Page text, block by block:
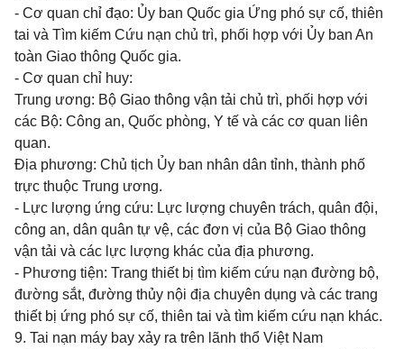
- Cơ quan chỉ đạo: Ủy ban Quốc gia Ứng phó sự cố, thiên
tai và Tìm kiếm Cứu nạn chủ trì, phối hợp với Ủy ban An
toàn Giao thông Quốc gia.
- Cơ quan chỉ huy:
Trung ương: Bộ Giao thông vận tải chủ trì, phối hợp với
các Bộ: Công an, Quốc phòng, Y tế và các cơ quan liên
quan.
Địa phương: Chủ tịch Ủy ban nhân dân tỉnh, thành phố
trực thuộc Trung ương.
- Lực lượng ứng cứu: Lực lượng chuyên trách, quân đội,
công an, dân quân tự vệ, các đơn vị của Bộ Giao thông
vận tải và các lực lượng khác của địa phương.
- Phương tiện: Trang thiết bị tìm kiếm cứu nạn đường bộ,
đường sắt, đường thủy nội địa chuyên dụng và các trang
thiết bị ứng phó sự cố, thiên tai và tìm kiếm cứu nạn khác.
9. Tai nạn máy bay xảy ra trên lãnh thổ Việt Nam